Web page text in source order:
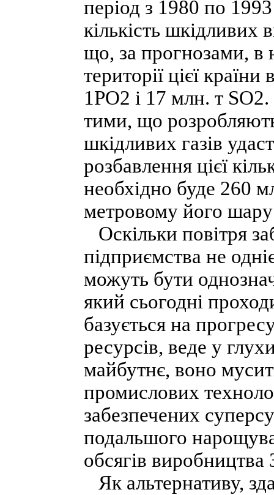
період з 1980 по
кількість шкідливих
що, за прогнозами,
території цієї
1PО2 і 17 млн. т
тими, що
шкідливих газів
розбавлення цієї
необхідно буде 260
метровому його
Оскільки повітря
підприємства не
можуть бути
який сьогодні
базується на
ресурсів, веде у
майбутнє, воно
промислових
забезпечених
подальшого
обсягів
Як альтернативу,